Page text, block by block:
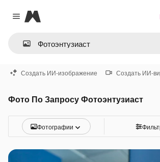
Close menu
Magnific
Создать ИИ-изображение Создать ИИ-
Фото По Запросу Фотоэнтузиаст
Фотографии